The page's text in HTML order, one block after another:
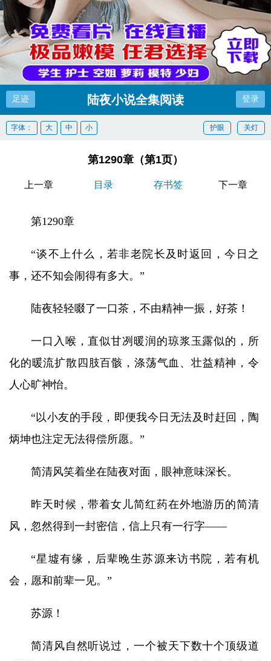
足迹 陆夜小说全集阅读 登录
关灯
护眼
字体： 大 中 小
第1290章（第1页）
上一章 目录 存书签 下一章
第1290章
“谈不上什么，若非老院长及时返回，今日之
事，还不知会闹得有多大。”
陆夜轻轻啜了一口茶，不由精神一振，好茶！
一口入喉，直似甘冽暖润的琼浆玉露似的，所
化的暖流扩散四肢百骸，涤荡气血、壮益精神，令
人心旷神怡。
“以小友的手段，即便我今日无法及时赶回，陶
炳坤也注定无法得偿所愿。”
简清风笑着坐在陆夜对面，眼神意味深长。
昨天时候，带着女儿简红药在外地游历的简清
风，忽然得到一封密信，信上只有一行字——
“星墟有缘，后辈晚生苏源来访书院，若有机
会，愿和前辈一见。”
苏源！
简清风自然听说过，一个被天下数十个顶级道